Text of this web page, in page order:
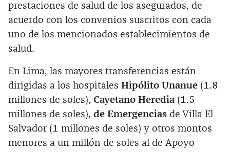
prestaciones de salud de los asegurados, de
acuerdo con los convenios suscritos con cada
uno de los mencionados establecimientos de
salud.
En Lima, las mayores transferencias están
dirigidas a los hospitales Hipólito Unanue (1.8
millones de soles), Cayetano Heredia (1.5
millones de soles), de Emergencias de Villa El
Salvador (1 millones de soles) y otros montos
menores a un millón de soles al de Apoyo